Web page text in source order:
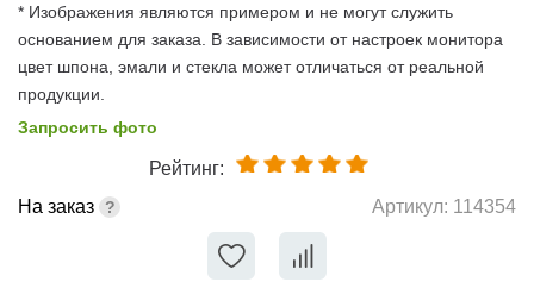
* Изображения являются примером и не могут служить
основанием для заказа. В зависимости от настроек монитора
цвет шпона, эмали и стекла может отличаться от реальной
продукции.
Запросить фото
Рейтинг:
На заказ
Артикул: 114354